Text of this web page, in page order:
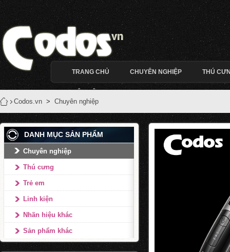
TRANG CHỦ CHUYÊN NGHIỆP THÚ
Codos.vn > Chuyên nghiệp
DANH MỤC SẢN PHẨM
Chuyên nghiệp
Thú cưng
Trẻ em
Linh kiện
Nhãn hiệu khác
Sản phẩm khác